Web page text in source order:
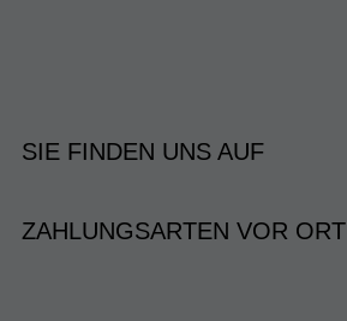
SIE FINDEN UNS AUF
ZAHLUNGSARTEN VOR ORT